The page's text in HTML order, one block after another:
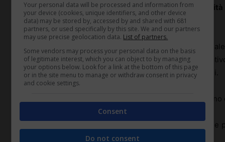
Un altro aspetto cruciale della gestione dellamobilità
cambiamento.
Le resistenze possono manifestarsi a livello
uscire dalla loro zona di comfort, o a livello
apportare i cambiamenti necessari nei processi attuali.
È fondamentale che le aziende riconoscano e
è essenziale
a intraprendere nuovi percorsi professionali.
Your personal data will be processed and information from
your device (cookies, unique identifiers, and other device
data) may be stored by, accessed by and shared with 681
partners, or used specifically by this site. We and our partners
may use precise geolocation data. List of partners.
Some vendors may process your personal data on the basis
of legitimate interest, which you can object to by managing
your options below. Look for a link at the bottom of this page
or in the site menu to manage or withdraw consent in privacy
and cookie settings.
Consent
Do not consent